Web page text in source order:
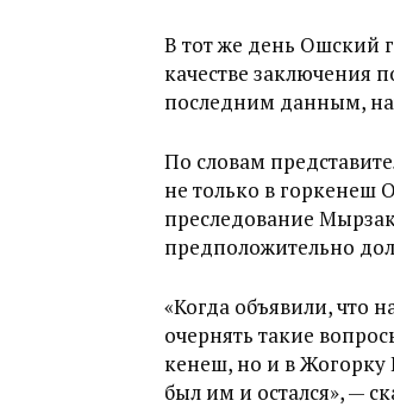
В тот же день Ошский
качестве заключения
последним данным,
По словам
не только в горкенеш
преследование
предположительно
«Когда объявили, что
очернять такие
кенеш, но и в Жогорку
был им и остался», —